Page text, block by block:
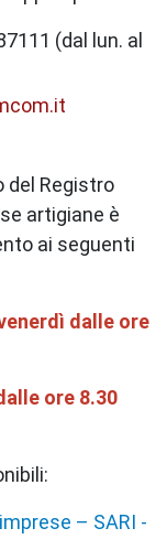
(dal lun. al
del Registro
artigiane è
ai seguenti
dalle ore
ore 8.30
– SARI -